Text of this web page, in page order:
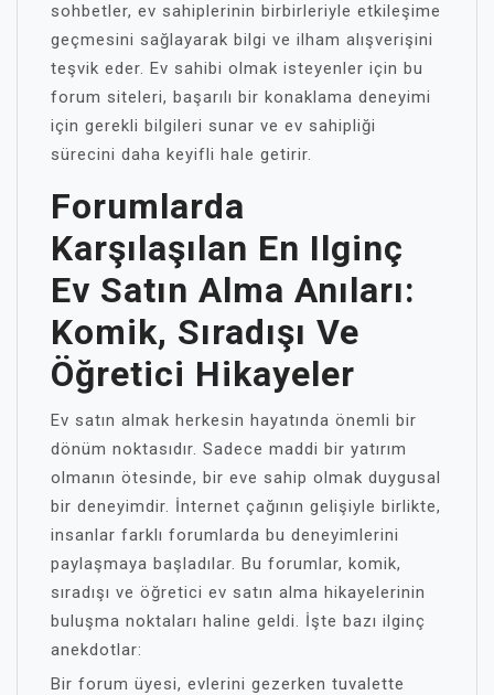
sohbetler, ev sahiplerinin birbirleriyle etkileşime
geçmesini sağlayarak bilgi ve ilham alışverişini
teşvik eder. Ev sahibi olmak isteyenler için bu
forum siteleri, başarılı bir konaklama deneyimi
için gerekli bilgileri sunar ve ev sahipliği
sürecini daha keyifli hale getirir.
Forumlarda
Karşılaşılan En Ilginç
Ev Satın Alma Anıları:
Komik, Sıradışı Ve
Öğretici Hikayeler
Ev satın almak herkesin hayatında önemli bir
dönüm noktasıdır. Sadece maddi bir yatırım
olmanın ötesinde, bir eve sahip olmak duygusal
bir deneyimdir. İnternet çağının gelişiyle birlikte,
insanlar farklı forumlarda bu deneyimlerini
paylaşmaya başladılar. Bu forumlar, komik,
sıradışı ve öğretici ev satın alma hikayelerinin
buluşma noktaları haline geldi. İşte bazı ilginç
anekdotlar:
Bir forum üyesi, evlerini gezerken tuvalette